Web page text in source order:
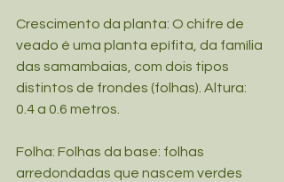
Crescimento da planta: O chifre de
veado é uma planta epífita, da família
das samambaias, com dois tipos
distintos de frondes (folhas). Altura:
0.4 a 0.6 metros.
Folha: Folhas da base: folhas
arredondadas que nascem verdes